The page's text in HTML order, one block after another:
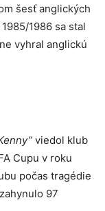
šesť anglických
1986 sa stal
vyhral anglickú
viedol klub
Cupu v roku
počas tragédie
97